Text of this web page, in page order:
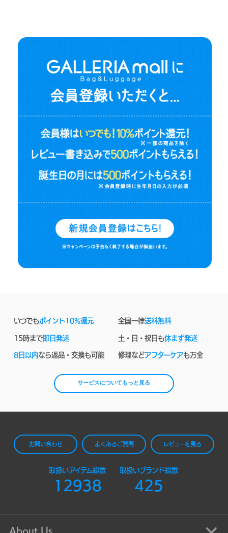
いつでもポイント10%還元 全国一律送料無料
15時まで即日発送 土・日・祝日も休まず発送
8日以内なら返品・交換も可能 修理などアフターケアも万全
サービスについてもっと見る
お問い合わせ よくあるご質問 レビューを見る
取扱いアイテム総数
12938
取扱いブランド総数
425
About Us